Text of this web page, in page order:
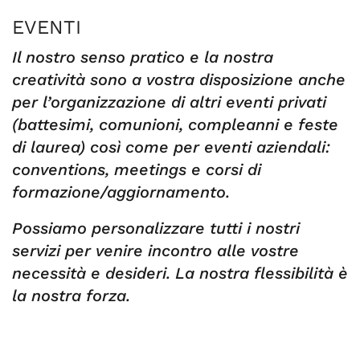
EVENTI
Il nostro senso pratico e la nostra
creatività sono a vostra disposizione anche
per l’organizzazione di altri eventi privati
(battesimi, comunioni, compleanni e feste
di laurea) così come per eventi aziendali:
conventions, meetings e corsi di
formazione/aggiornamento.
Possiamo personalizzare tutti i nostri
servizi per venire incontro alle vostre
necessità e desideri. La nostra flessibilità è
la nostra forza.